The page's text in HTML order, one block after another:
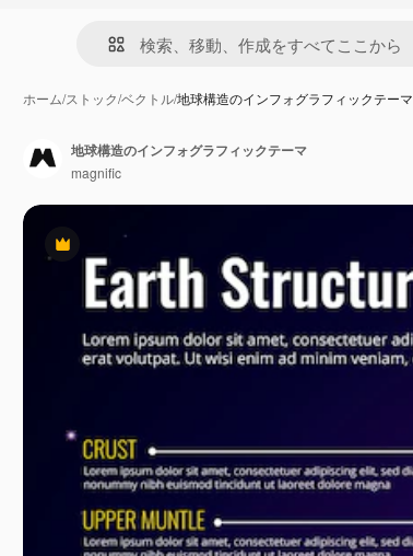
ホーム/ストック/ベクトル/地球構造のインフォグラフィックテーマ
Premium
地球構造のインフォグラフィックテーマ
magnific